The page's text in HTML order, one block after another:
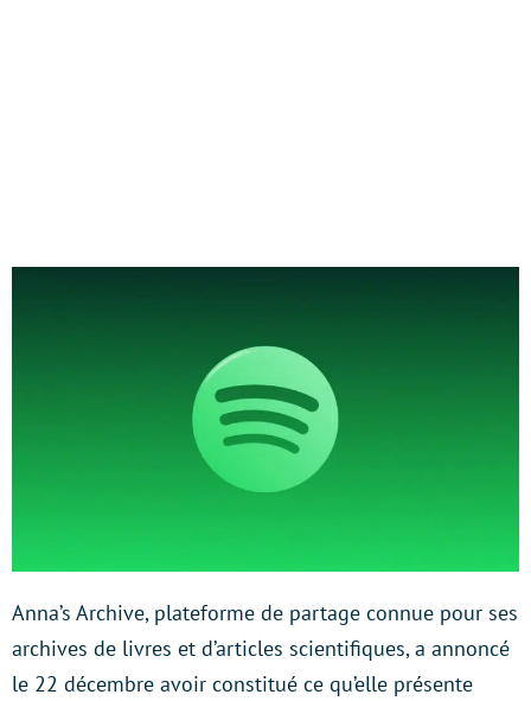
Anna’s Archive, plateforme de partage connue pour ses
archives de livres et d’articles scientifiques, a annoncé
le 22 décembre avoir constitué ce qu’elle présente